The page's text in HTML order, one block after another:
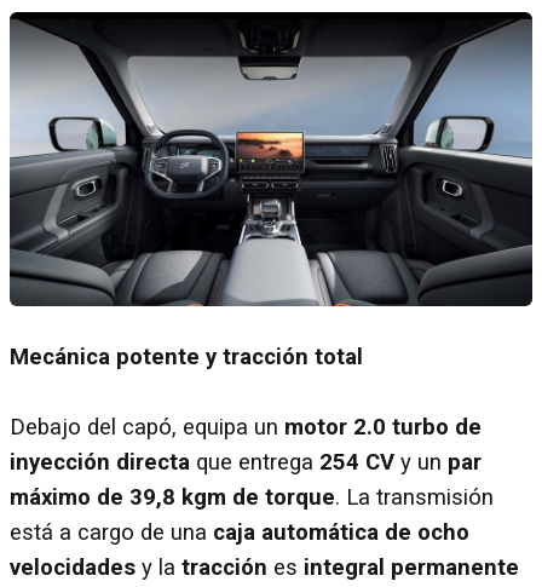
Mecánica potente y tracción total
Debajo del capó, equipa un motor 2.0 turbo de
inyección directa que entrega 254 CV y un par
máximo de 39,8 kgm de torque. La transmisión
está a cargo de una caja automática de ocho
velocidades y la tracción es integral permanente